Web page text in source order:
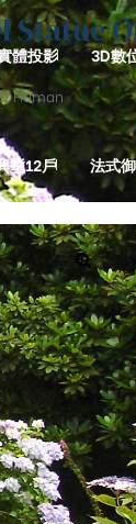
體投影 3D數
墅12戶 法式
Statue
Human